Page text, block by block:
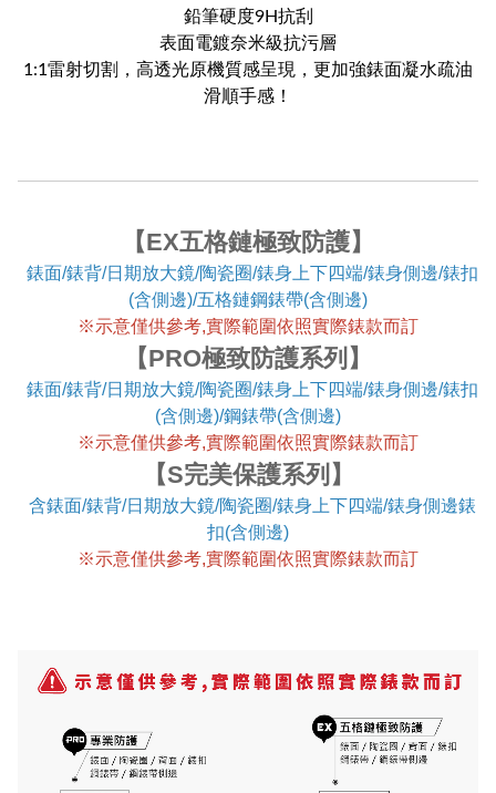
鉛筆硬度9H抗刮
表面電鍍奈米級抗污層
1:1雷射切割，高透光原機質感呈現，更加強錶面凝水疏油
滑順手感！
【EX五格鏈極致防護】
錶面/錶背/日期放大鏡/陶瓷圈/錶身上下四端/錶身側邊/錶扣
(含側邊)/五格鏈鋼錶帶(含側邊)
※示意僅供參考,實際範圍依照實際錶款而訂
【PRO極致防護系列】
錶面/錶背/日期放大鏡/陶瓷圈/錶身上下四端/錶身側邊/錶扣
(含側邊)/鋼錶帶(含側邊)
※示意僅供參考,實際範圍依照實際錶款而訂
【S完美保護系列】
含錶面/錶背/日期放大鏡/陶瓷圈/錶身上下四端/錶身側邊錶
扣(含側邊)
※示意僅供參考,實際範圍依照實際錶款而訂